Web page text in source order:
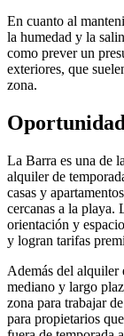
En cuanto al
la humedad y la
como prever un
exteriores, que
zona.
La Barra es una de
alquiler de
casas y
cercanas a la playa.
orientación y
y logran tarifas
Además del alquiler
mediano y largo
zona para trabajar
para propietarios